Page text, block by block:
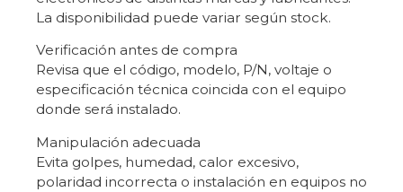
La disponibilidad puede variar según stock.
Verificación antes de compra
Revisa que el código, modelo, P/N, voltaje o
especificación técnica coincida con el equipo
donde será instalado.
Manipulación adecuada
Evita golpes, humedad, calor excesivo,
polaridad incorrecta o instalación en equipos no